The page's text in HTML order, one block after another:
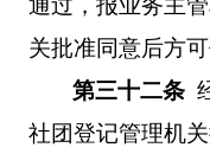
通过，报业务主
关批准同意后方可
第三十二条
社团登记管理机